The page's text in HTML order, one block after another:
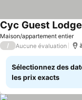
Maison/appartement entier
Cyc Guest Lodge
/ Aucune évaluation
Sélectionnez des
les prix exacts